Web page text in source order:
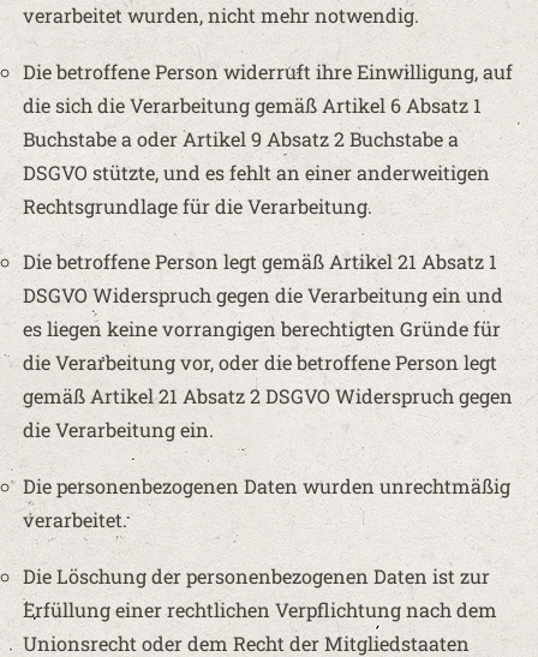
verarbeitet wurden, nicht mehr notwendig.
Die betroffene Person widerruft ihre Einwilligung, auf
die sich die Verarbeitung gemäß Artikel 6 Absatz 1
Buchstabe a oder Artikel 9 Absatz 2 Buchstabe a
DSGVO stützte, und es fehlt an einer anderweitigen
Rechtsgrundlage für die Verarbeitung.
Die betroffene Person legt gemäß Artikel 21 Absatz 1
DSGVO Widerspruch gegen die Verarbeitung ein und
es liegen keine vorrangigen berechtigten Gründe für
die Verarbeitung vor, oder die betroffene Person legt
gemäß Artikel 21 Absatz 2 DSGVO Widerspruch gegen
die Verarbeitung ein.
Die personenbezogenen Daten wurden unrechtmäßig
verarbeitet.
Die Löschung der personenbezogenen Daten ist zur
Erfüllung einer rechtlichen Verpflichtung nach dem
Unionsrecht oder dem Recht der Mitgliedstaaten